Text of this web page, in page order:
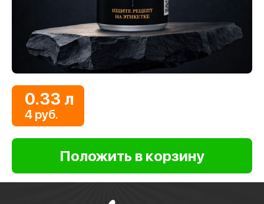
0.33 л
4 руб.